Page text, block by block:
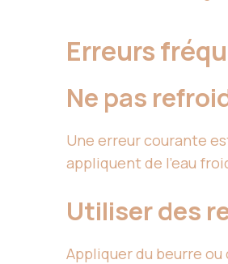
Erreurs
Ne pas
Une erreur courante
appliquent de l’eau
Utiliser des
Appliquer du beurre